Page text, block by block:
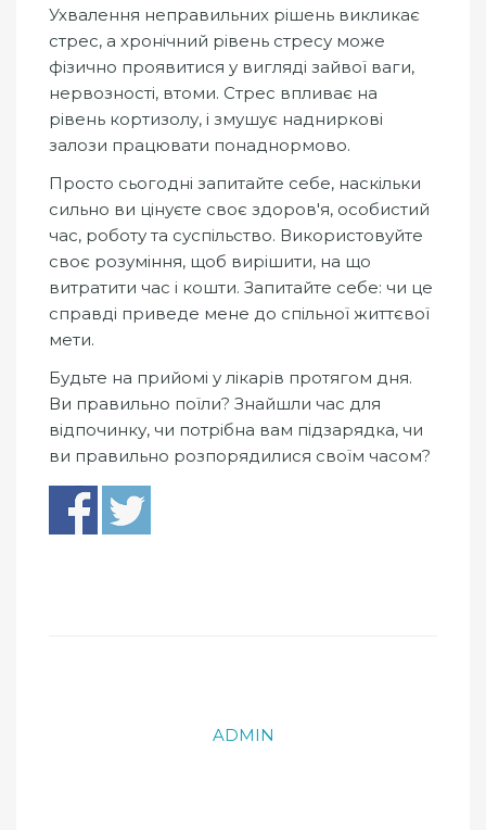
Ухвалення неправильних рішень викликає
стрес, а хронічний рівень стресу може
фізично проявитися у вигляді зайвої ваги,
нервозності, втоми. Стрес впливає на
рівень кортизолу, і змушує надниркові
залози працювати понаднормово.
Просто сьогодні запитайте себе, наскільки
сильно ви цінуєте своє здоров'я, особистий
час, роботу та суспільство. Використовуйте
своє розуміння, щоб вирішити, на що
витратити час і кошти. Запитайте себе: чи це
справді приведе мене до спільної життєвої
мети.
Будьте на прийомі у лікарів протягом дня.
Ви правильно поїли? Знайшли час для
відпочинку, чи потрібна вам підзарядка, чи
ви правильно розпорядилися своїм часом?
ADMIN